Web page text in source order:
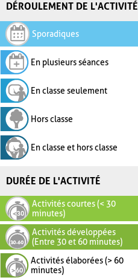
DÉROULEMENT DE L'ACTIVITÉ
Sporadiques
En plusieurs séances
En classe seulement
Hors classe
En classe et hors classe
DURÉE DE L'ACTIVITÉ
Activités courtes (< 30
minutes)
Activités développées
(Entre 30 et 60 minutes)
Activités élaborées (> 60
minutes)